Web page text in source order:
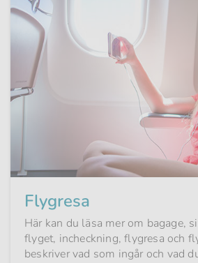
Flygresa
Här kan du läsa mer om bagage,
flyget, incheckning, flygresa och
beskriver vad som ingår och vad